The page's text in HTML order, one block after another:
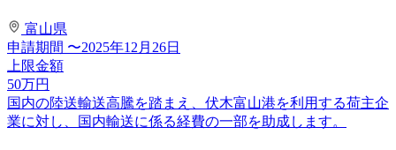
富山県
申請期間 〜2025年12月26日
上限金額
50万円
国内の陸送輸送高騰を踏まえ、伏木富山港を利用する荷主企
業に対し、国内輸送に係る経費の一部を助成します。